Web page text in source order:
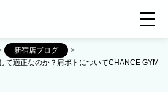
新宿店ブログ
>
て適正なのか？肩ボトについてCHANCE GYMが